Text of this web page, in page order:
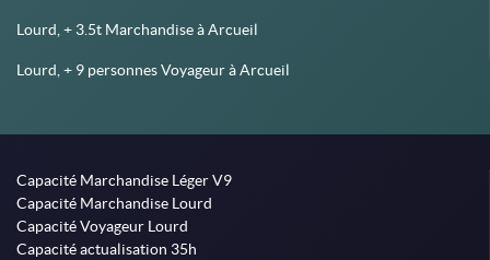
Lourd, + 3.5t Marchandise à Arcueil
Lourd, + 9 personnes Voyageur à Arcueil
Capacité Marchandise Léger V9
Capacité Marchandise Lourd
Capacité Voyageur Lourd
Capacité actualisation 35h